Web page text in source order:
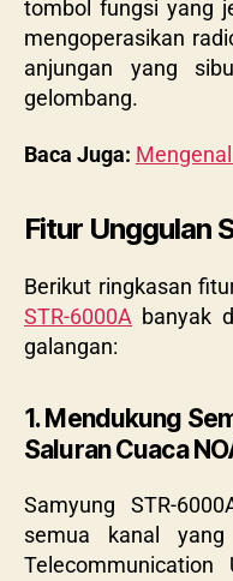
tombol fungsi yang
mengoperasikan
anjungan yang
gelombang.
Baca Juga: Mengenal
Fitur Unggulan
Berikut ringkasan
STR-6000A banyak
galangan:
1. Mendukung
Saluran Cuaca
Samyung STR-
semua kanal